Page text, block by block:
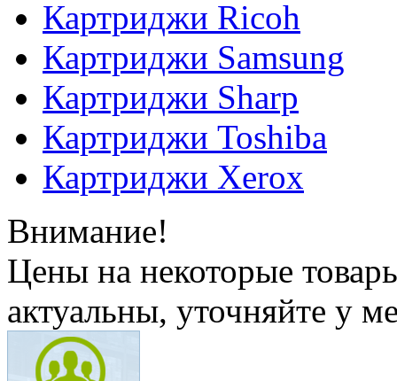
Картриджи Ricoh
Картриджи Samsung
Картриджи Sharp
Картриджи Toshiba
Картриджи Xerox
Внимание!
Цены на некоторые
актуальны, уточняйте у